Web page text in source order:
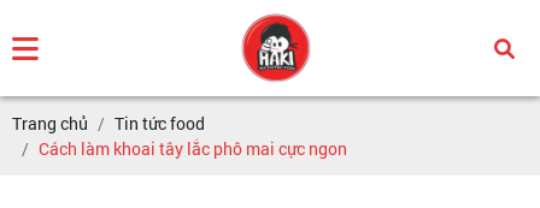
Trang chủ
Tin tức food
Cách làm khoai tây lắc phô mai cực ngon